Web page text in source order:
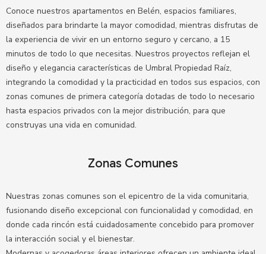
Conoce nuestros apartamentos en Belén, espacios familiares,
diseñados para brindarte la mayor comodidad, mientras disfrutas de
la experiencia de vivir en un entorno seguro y cercano, a 15
minutos de todo lo que necesitas. Nuestros proyectos reflejan el
diseño y elegancia características de Umbral Propiedad Raíz,
integrando la comodidad y la practicidad en todos sus espacios, con
zonas comunes de primera categoría dotadas de todo lo necesario
hasta espacios privados con la mejor distribución, para que
construyas una vida en comunidad.
Zonas Comunes
Nuestras zonas comunes son el epicentro de la vida comunitaria,
fusionando diseño excepcional con funcionalidad y comodidad, en
donde cada rincón está cuidadosamente concebido para promover
la interacción social y el bienestar.